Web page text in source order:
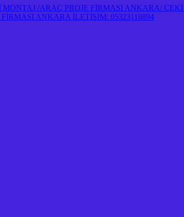
MONTAJ /ARAÇ PROJE FİRMASI ANKARA/
ANKARA İLETİŞİM: 05323118894